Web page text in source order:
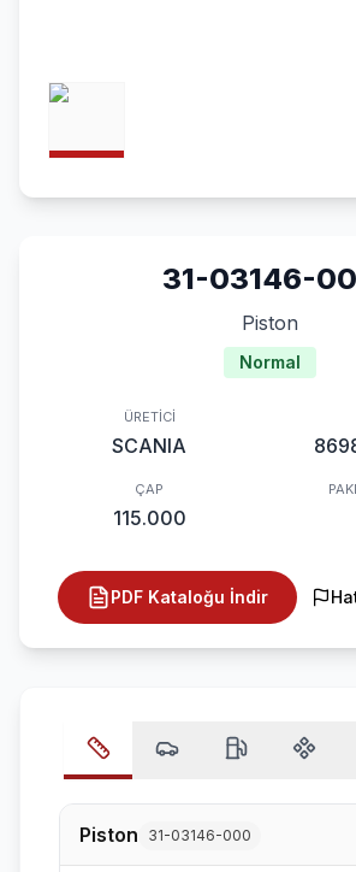
31-03146-
Piston
Normal
ÜRETICI
SCANIA
ÇAP
115.000
PDF Kataloğu İndir
Piston 31-03146-000